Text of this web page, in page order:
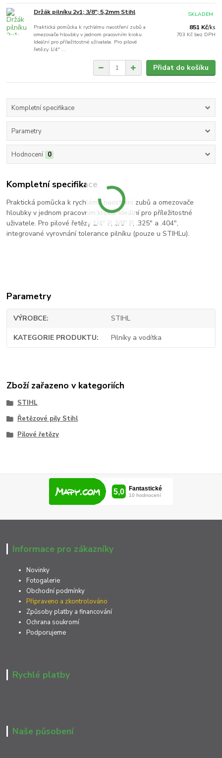
Držák pilníku 2v1; 3/8"; 5,2mm Stihl
Praktická pomůcka k rychlému naostření zubů a
omezovače hloubky v jednom pracovním kroku.
Ideální pro příležitostné uživatele. Pro pilové
řetězy 1/4" ...
851 Kč/ks
703 Kč bez DPH
SKLADEM
Přidat do košíku
Kompletní specifikace
Parametry
Hodnocení 0
Kompletní specifikace
Praktická pomůcka k rychlému naostření zubů a omezovače
hloubky v jednom pracovním kroku. Ideální pro příležitostné
uživatele. Pro pilové řetězy 1/4" P, 3/8" P, .325" a .404",
integrované vyrovnání tolerance pilníku (pouze u STIHLu).
Parametry
VÝROBCE STIHL
KATEGORIE PRODUKTU Pilníky a vodítka
Zboží zařazeno v kategoriích
STIHL
Řetězové pily Stihl
Pilové řetězy
Informace pro zákazníky
Novinky
Fotogalerie
Obchodní podmínky
Připraveno a zkontrolováno
Způsoby platby a financování
Ochrana soukromí
Podporujeme
Rychlé platby
Naše působení